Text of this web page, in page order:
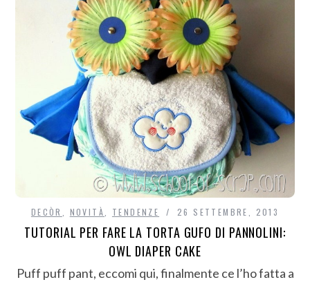
DECÒR NOVITÀ TENDENZE 26 SETTEMBRE, 2013
TUTORIAL PER FARE LA TORTA GUFO DI PANNOLINI:
OWL DIAPER CAKE
Puff puff pant, eccomi qui, finalmente ce l’ho fatta a